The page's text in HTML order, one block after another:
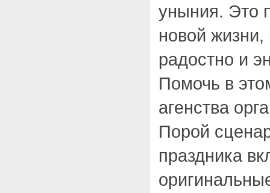
уныния. Это
новой
радостно и
Помочь в
агенства
Порой
праздника